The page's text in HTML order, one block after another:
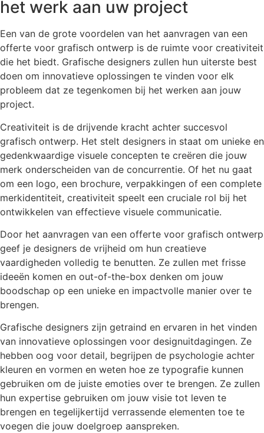
het werk aan uw project
Een van de grote voordelen van het aanvragen van een
offerte voor grafisch ontwerp is de ruimte voor creativiteit
die het biedt. Grafische designers zullen hun uiterste best
doen om innovatieve oplossingen te vinden voor elk
probleem dat ze tegenkomen bij het werken aan jouw
project.
Creativiteit is de drijvende kracht achter succesvol
grafisch ontwerp. Het stelt designers in staat om unieke en
gedenkwaardige visuele concepten te creëren die jouw
merk onderscheiden van de concurrentie. Of het nu gaat
om een logo, een brochure, verpakkingen of een complete
merkidentiteit, creativiteit speelt een cruciale rol bij het
ontwikkelen van effectieve visuele communicatie.
Door het aanvragen van een offerte voor grafisch ontwerp
geef je designers de vrijheid om hun creatieve
vaardigheden volledig te benutten. Ze zullen met frisse
ideeën komen en out-of-the-box denken om jouw
boodschap op een unieke en impactvolle manier over te
brengen.
Grafische designers zijn getraind en ervaren in het vinden
van innovatieve oplossingen voor designuitdagingen. Ze
hebben oog voor detail, begrijpen de psychologie achter
kleuren en vormen en weten hoe ze typografie kunnen
gebruiken om de juiste emoties over te brengen. Ze zullen
hun expertise gebruiken om jouw visie tot leven te
brengen en tegelijkertijd verrassende elementen toe te
voegen die jouw doelgroep aanspreken.